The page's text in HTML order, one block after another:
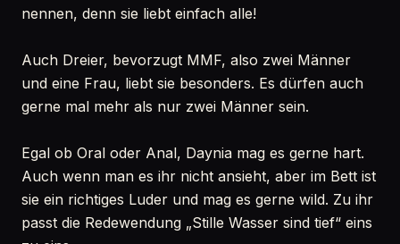
nennen, denn sie liebt einfach alle!
Auch Dreier, bevorzugt MMF, also zwei Männer
und eine Frau, liebt sie besonders. Es dürfen auch
gerne mal mehr als nur zwei Männer sein.
Egal ob Oral oder Anal, Daynia mag es gerne hart.
Auch wenn man es ihr nicht ansieht, aber im Bett ist
sie ein richtiges Luder und mag es gerne wild. Zu ihr
passt die Redewendung „Stille Wasser sind tief“ eins